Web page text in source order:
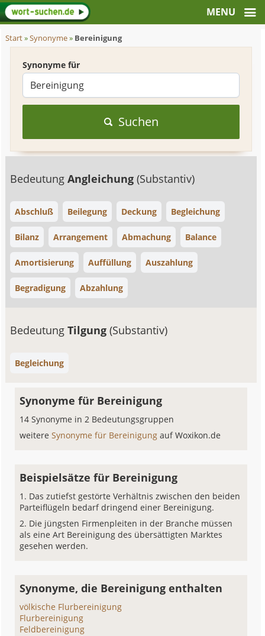
Start»Synonyme» Bereinigung
Synonyme für
Suchen
BedeutungAngleichung(Substantiv)
Abschluß Beilegung Deckung Begleichung
Bilanz Arrangement Abmachung Balance
Amortisierung Auffüllung Auszahlung
Begradigung Abzahlung
BedeutungTilgung(Substantiv)
Begleichung
Synonyme für Bereinigung
14 Synonyme in 2 Bedeutungsgruppen
weitereSynonyme für Bereinigungauf Woxikon.de
Beispielsätze für Bereinigung
Das zutiefst gestörte Verhältnis zwischen den beiden
Parteiflügeln bedarf dringend einer Bereinigung.
Die jüngsten Firmenpleiten in der Branche müssen
als eine Art Bereinigung des übersättigten Marktes
gesehen werden.
Synonyme, die Bereinigung enthalten
völkische Flurbereinigung
Flurbereinigung
Feldbereinigung